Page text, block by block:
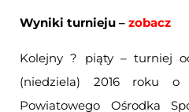
Wyniki turnieju – zobacz
Kolejny ? piąty – turniej
(niedziela) 2016 roku
Powiatowego Ośrodka